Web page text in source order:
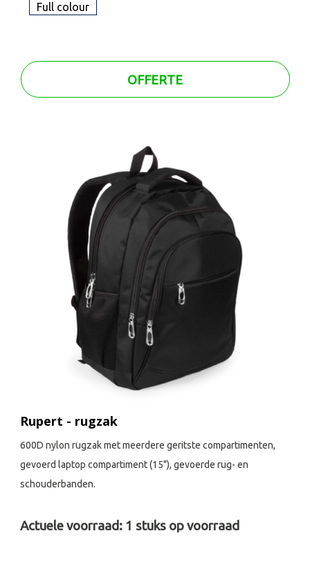
Full colour
OFFERTE
Rupert - rugzak
600D nylon rugzak met meerdere geritste compartimenten,
gevoerd laptop compartiment (15"), gevoerde rug- en
schouderbanden.
Actuele voorraad: 1 stuks op voorraad